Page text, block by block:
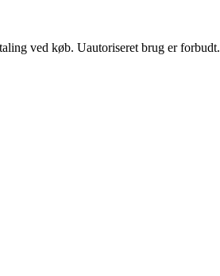
ved køb. Uautoriseret brug er forbudt.